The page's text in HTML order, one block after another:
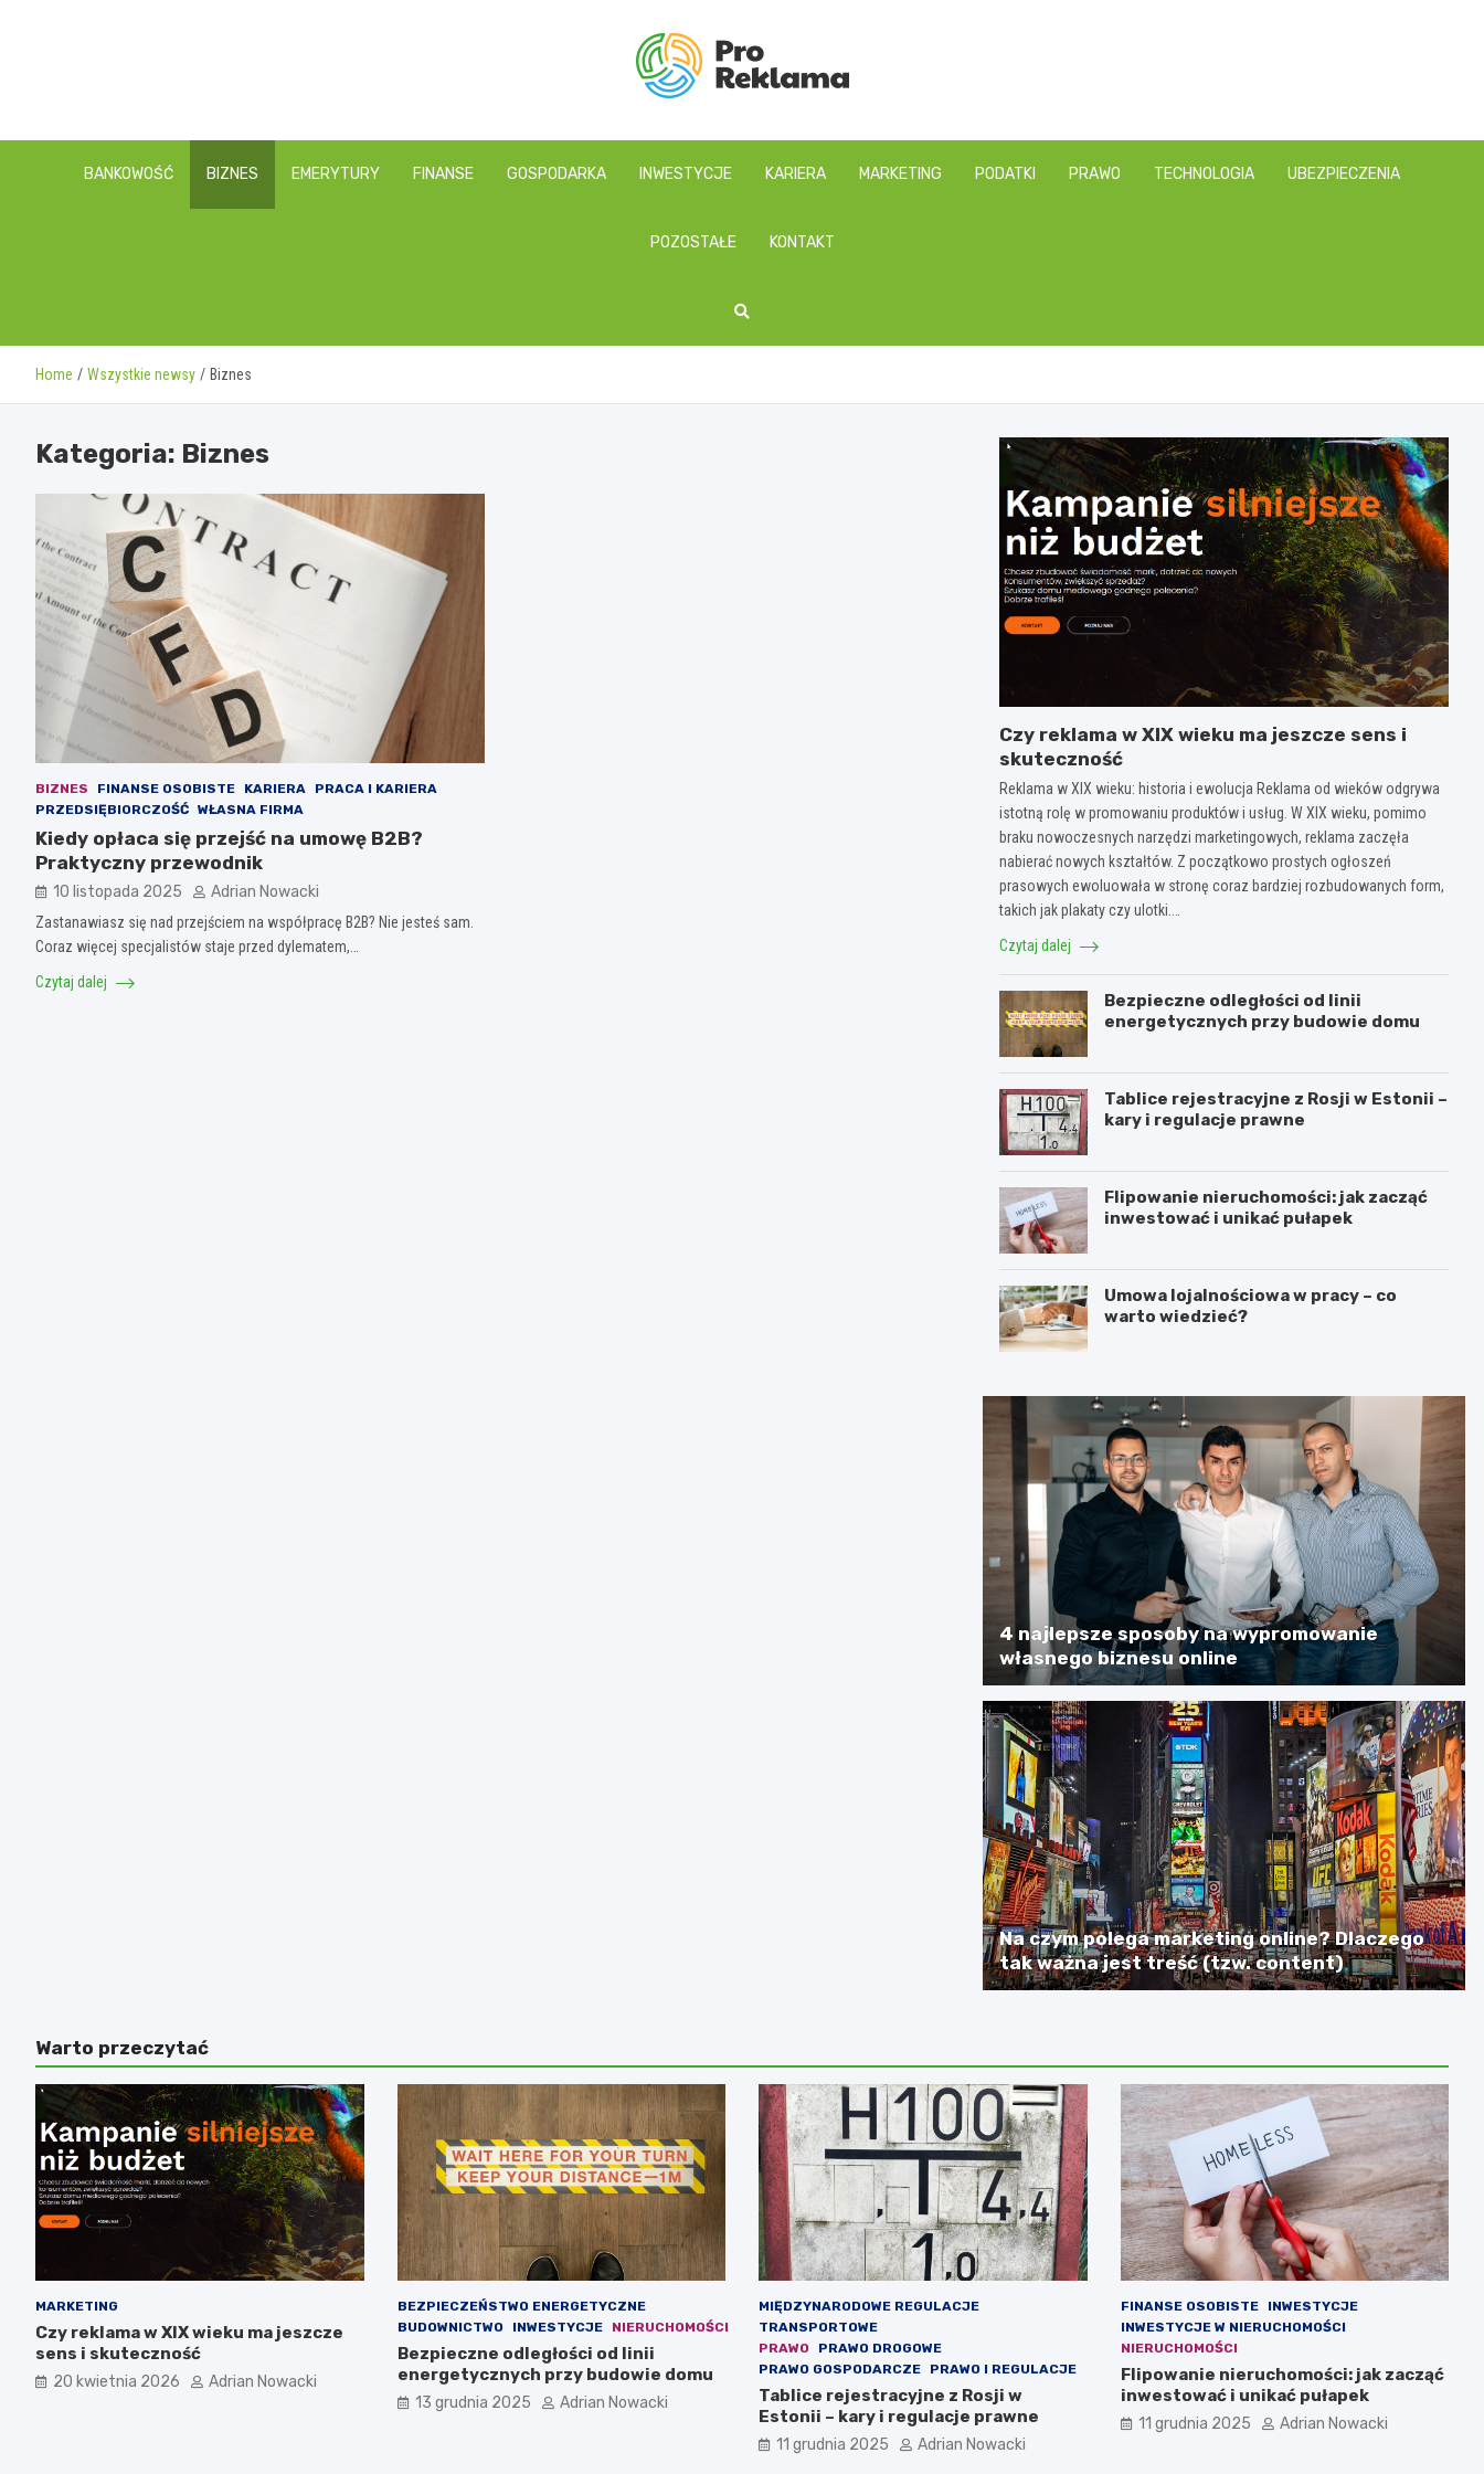
proreklama.pl
BANKOWOŚĆ BIZNES EMERYTURY FINANSE GOSPODARKA INWESTYCJE KARIERA MARKETING PODATKI PRAWO TECHNOLOGIA UBEZPIECZENIA
POZOSTAŁE KONTAKT
Home Wszystkie newsy Biznes
Kategoria: Biznes
BIZNES FINANSE OSOBISTE KARIERA
PRACA I KARIERA
PRZEDSIĘBIORCZOŚĆ WŁASNA FIRMA
Kiedy opłaca się przejść na umowę B2B?
Praktyczny przewodnik
10 listopada 2025 Adrian Nowacki
Zastanawiasz się nad przejściem na współpracę B2B? Nie jesteś sam.
Coraz więcej specjalistów staje przed dylematem,…
Czytaj dalej
Czy reklama w XIX wieku ma jeszcze sens i
skuteczność
Reklama w XIX wieku: historia i ewolucja Reklama od wieków odgrywa
istotną rolę w promowaniu produktów i usług. W XIX wieku, pomimo
braku nowoczesnych narzędzi marketingowych, reklama zaczęła
nabierać nowych kształtów. Z początkowo prostych ogłoszeń
prasowych ewoluowała w stronę coraz bardziej rozbudowanych form,
takich jak plakaty czy ulotki.…
Czytaj dalej
Bezpieczne odległości od linii
energetycznych przy budowie domu
Tablice rejestracyjne z Rosji w Estonii –
kary i regulacje prawne
Flipowanie nieruchomości: jak zacząć
inwestować i unikać pułapek
Umowa lojalnościowa w pracy – co
warto wiedzieć?
4 najlepsze sposoby na wypromowanie
własnego biznesu online
Na czym polega marketing online? Dlaczego
tak ważna jest treść (tzw. content)
Warto przeczytać
MARKETING
Czy reklama w XIX wieku ma jeszcze
sens i skuteczność
20 kwietnia 2026 Adrian Nowacki
BEZPIECZEŃSTWO ENERGETYCZNE
BUDOWNICTWO
INWESTYCJE NIERUCHOMOŚCI
Bezpieczne odległości od linii
energetycznych przy budowie domu
13 grudnia 2025 Adrian Nowacki
MIĘDZYNARODOWE REGULACJE
TRANSPORTOWE
PRAWO
PRAWO DROGOWE
PRAWO GOSPODARCZE
PRAWO I REGULACJE
Tablice rejestracyjne z Rosji w
Estonii – kary i regulacje prawne
11 grudnia 2025 Adrian Nowacki
FINANSE OSOBISTE
INWESTYCJE
INWESTYCJE W NIERUCHOMOŚCI
NIERUCHOMOŚCI
Flipowanie nieruchomości: jak zacząć
inwestować i unikać pułapek
11 grudnia 2025 Adrian Nowacki